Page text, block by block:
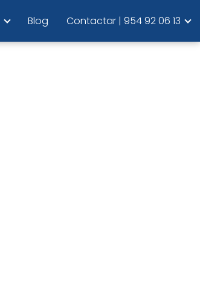
Blog Contactar | 954 92 06 13